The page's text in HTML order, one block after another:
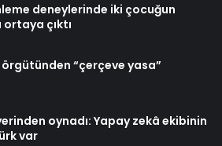
deneylerinde iki çocuğun
çıktı
“çerçeve yasa”
oynadı: Yapay zekâ ekibinin
var